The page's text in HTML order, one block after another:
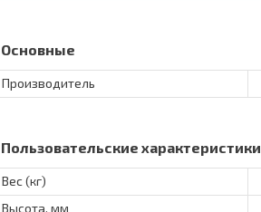
Основные
Производитель
Пользовательские характеристики
Вес (кг)
Высота, мм